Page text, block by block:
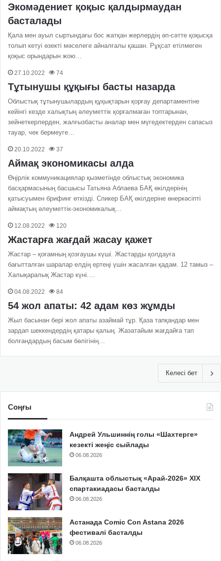
Экомәдениет қоқыс қалдырмаудан
басталады
Қала мен ауыл сыртындағы бос жатқан жерлердің әп-сәтте қоқысқа
толып кетуі өзекті мәселеге айналғалы қашан. Рұқсат етілмеген
қоқыс орындарын жою…
27.10.2022 74
Тұтынушы құқығы басты назарда
Облыстық тұтынушылардың құқықтарын қорғау департаментіне
кейінгі кезде халықтың әлеуметтік қорғалмаған топтарынан,
зейнеткерлерден, жалғызбасты аналар мен мүгедектерден сапасыз
тауар, чек бермеуге…
20.10.2022 37
Аймақ экономикасы алда
Өңірлік коммуникациялар қызметінде облыстық экономика
басқармасының басшысы Татьяна Аблаева БАҚ өкілдерінің
қатысуымен брифинг өткізді. Спикер БАҚ өкілдеріне өнеркәсіпті
аймақтың әлеуметтік-экономикалық…
12.08.2022 120
Жастарға жағдай жасау қажет
Жастар – қоғамның қозғаушы күші. Жастарды қолдауға
бағытталған шаралар елдің ертеңі үшін жасалған қадам. 12 тамыз –
Халықаралық Жастар күні.…
04.08.2022 84
54 жол апаты: 42 адам көз жұмды
Жыл басынан бері жол апаты азаймай тұр. Қаза тапқандар мен
зардап шеккендердің қатары қалың. Жазатайым жағдайға тап
болғандардың басым бөлігінің…
Келесі бет
Соңғы
Андрей Ульшиннің голы «Шахтерге»
кезекті жеңіс сыйлады
06.08.2026
Балқашта облыстық «Арай-2026» XIX
спартакиадасы басталды
06.08.2026
Астанада Comic Con Astana 2026
фестивалі басталды
06.08.2026